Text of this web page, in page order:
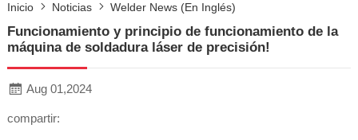
CON NOSOTROS
NÚCLEO
Inicio Noticias Welder News (en Inglés)
Funcionamiento y principio de funcionamiento de la
máquina de soldadura láser de precisión!
Aug 01,2024
compartir: